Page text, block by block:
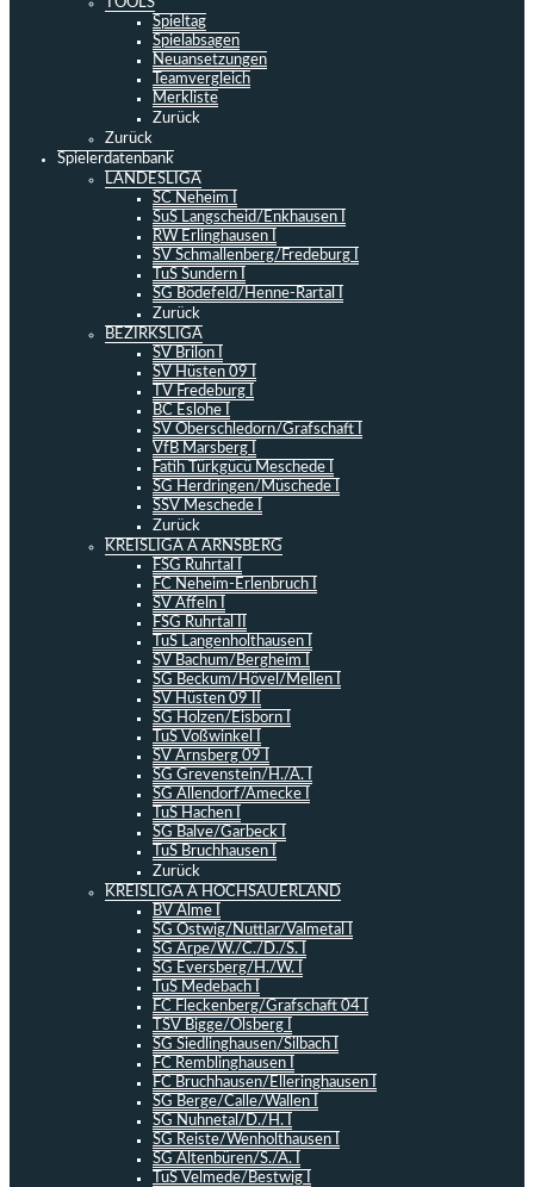
Spieltag
Spielabsagen
Neuansetzungen
Teamvergleich
Merkliste
Zurück
Zurück
Spielerdatenbank
LANDESLIGA
SC Neheim I
SuS Langscheid/Enkhausen I
RW Erlinghausen I
SV Schmallenberg/Fredeburg I
TuS Sundern I
SG Bödefeld/Henne-Rartal I
Zurück
BEZIRKSLIGA
SV Brilon I
SV Hüsten 09 I
TV Fredeburg I
BC Eslohe I
SV Oberschledorn/Grafschaft I
VfB Marsberg I
Fatih Türkgücü Meschede I
SG Herdringen/Müschede I
SSV Meschede I
Zurück
KREISLIGA A ARNSBERG
FSG Ruhrtal I
FC Neheim-Erlenbruch I
SV Affeln I
FSG Ruhrtal II
TuS Langenholthausen I
SV Bachum/Bergheim I
SG Beckum/Hövel/Mellen I
SV Hüsten 09 II
SG Holzen/Eisborn I
TuS Voßwinkel I
SV Arnsberg 09 I
SG Grevenstein/H./A. I
SG Allendorf/Amecke I
TuS Hachen I
SG Balve/Garbeck I
TuS Bruchhausen I
Zurück
KREISLIGA A HOCHSAUERLAND
BV Alme I
SG Ostwig/Nuttlar/Valmetal I
SG Arpe/W./C./D./S. I
SG Eversberg/H./W. I
TuS Medebach I
FC Fleckenberg/Grafschaft 04 I
TSV Bigge/Olsberg I
SG Siedlinghausen/Silbach I
FC Remblinghausen I
FC Bruchhausen/Elleringhausen I
SG Berge/Calle/Wallen I
SG Nuhnetal/D./H. I
SG Reiste/Wenholthausen I
SG Altenbüren/S./A. I
TuS Velmede/Bestwig I